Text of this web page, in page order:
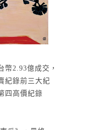
幣2.93億成交，
紀錄前三大紀
四高價紀錄